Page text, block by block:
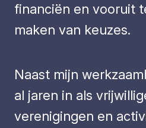
financiën en vooruit
maken van keuzes.
Naast mijn
al jaren in als
verenigingen en